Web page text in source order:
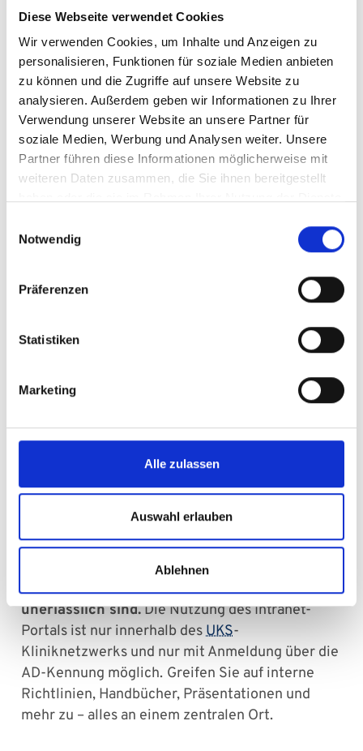
Diese Webseite verwendet Cookies
Wir verwenden Cookies, um Inhalte und Anzeigen zu
personalisieren, Funktionen für soziale Medien anbieten
zu können und die Zugriffe auf unsere Website zu
analysieren. Außerdem geben wir Informationen zu Ihrer
Verwendung unserer Website an unsere Partner für
soziale Medien, Werbung und Analysen weiter. Unsere
Partner führen diese Informationen möglicherweise mit
weiteren Daten zusammen, die Sie ihnen bereitgestellt
Notwendig
Präferenzen
Statistiken
Marketing
Alle zulassen
Auswahl erlauben
Ablehnen
Postanschrift
Universitätsklinikum des Saarlandes
Dezernat II - Finanzen
Zentrale Rechnungs-Eingangsbearbeitung
Gebäude 17, 66421 Homburg
Leitung
+49 6841 16 - 21124
Zugriff auf interne Info- und
Arbeitsdokumente
UKS-Mitarbeiterinnen & Mitarbeiter Zugriff
auf eine Vielzahl von internen Dokumenten,
Ressourcen und Informationen, die für ihre
tägliche Arbeit und Zusammenarbeit
unerlässlich sind.Die Nutzung des Intranet-
Portals ist nur innerhalb desUKS-
Kliniknetzwerks und nur mit Anmeldung über die
AD-Kennung möglich. Greifen Sie auf interne
Richtlinien, Handbücher, Präsentationen und
mehr zu – alles an einem zentralen Ort.